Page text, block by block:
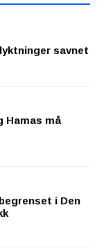
savnet
Hamas må
i Den